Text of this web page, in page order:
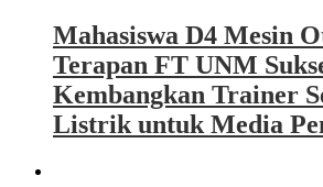
Mahasiswa D4 Mesin
Terapan FT UNM
Kembangkan Trainer
Listrik untuk Media